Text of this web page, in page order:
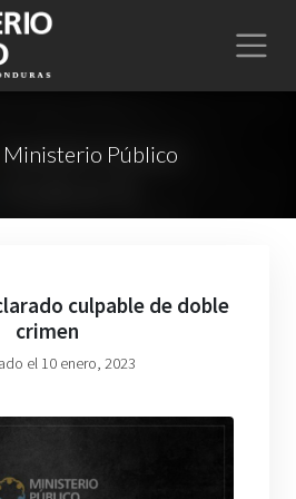
Público
culpable de doble
crimen
el 10 enero, 2023